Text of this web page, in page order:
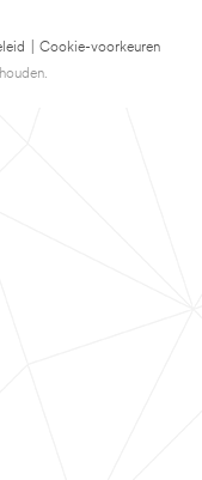
Cookie-voorkeuren